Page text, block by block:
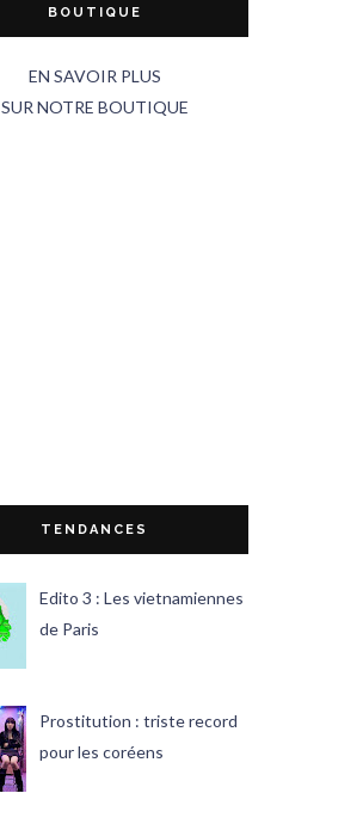
BOUTIQUE
EN SAVOIR PLUS
SUR NOTRE BOUTIQUE
TENDANCES
Edito 3 : Les vietnamiennes
de Paris
Prostitution : triste record
pour les coréens